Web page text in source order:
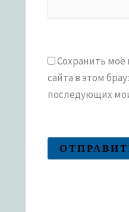
Сохранить моё
сайта в этом
последующих